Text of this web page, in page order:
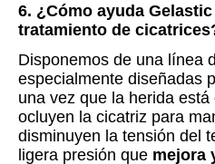
6. ¿Cómo ayuda
tratamiento de
Disponemos de una línea
especialmente diseñadas
una vez que la herida
ocluyen la cicatriz para
disminuyen la tensión del
ligera presión que mejora